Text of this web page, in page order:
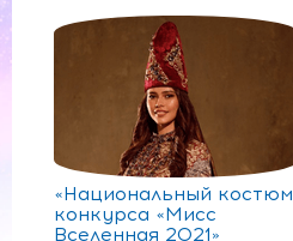
«Национальный костюм
конкурса «Мисс
Вселенная 2021»